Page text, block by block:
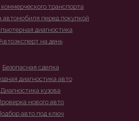
транспорта
автомобиля перед покупкой
диагностика
на день
Безопасная сделка
диагностика авто
Диагностика кузова
нового авто
авто под ключ